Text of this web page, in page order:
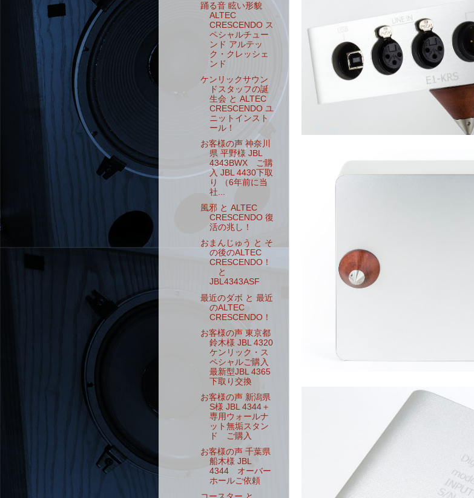
踊る音 眩い形貌
ALTEC
CRESCENDO ス
ペシャルチュー
ンド アルテッ
ク・クレッシェ
ンド
ケンリックサウン
ドスタッフの誕
生会 と ALTEC
CRESCENDO ユ
ニットインスト
ール！
お客様の声 神奈川
県 平野様 JBL
4343BWX ご購
入 JBL 4430下取
り （6年前に当
社...
風邪 と ALTEC
CRESCENDO 復
活の兆し！
おまんじゅう と そ
の後のALTEC
CRESCENDO！
と
JBL4343ASF
最近のダボ と 最近
のALTEC
CRESCENDO！
お客様の声 東京都
鈴木様 JBL 4320
ケンリック・ス
ペシャルご購入
最新型JBL 4365
下取り交換
お客様の声 新潟県
S様 JBL 4344＋
専用ウォールナ
ット無垢スタン
ド ご購入
お客様の声 千葉県
船木様 JBL
4344 オーバー
ホールご依頼